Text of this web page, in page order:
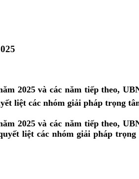
2025 và các năm tiếp theo,
liệt các nhóm giải pháp trọng
2025 và các năm tiếp theo,
liệt các nhóm giải pháp